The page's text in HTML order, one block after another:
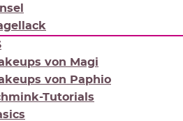
von Magi
von Paphio
Tutorials